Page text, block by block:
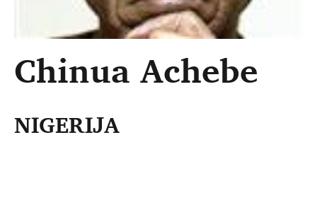
Chinua Achebe
NIGERIJA